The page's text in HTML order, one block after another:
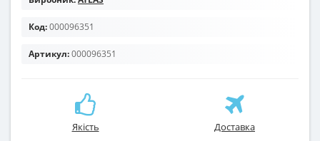
Код:000096351
Артикул:000096351
Якість Доставка